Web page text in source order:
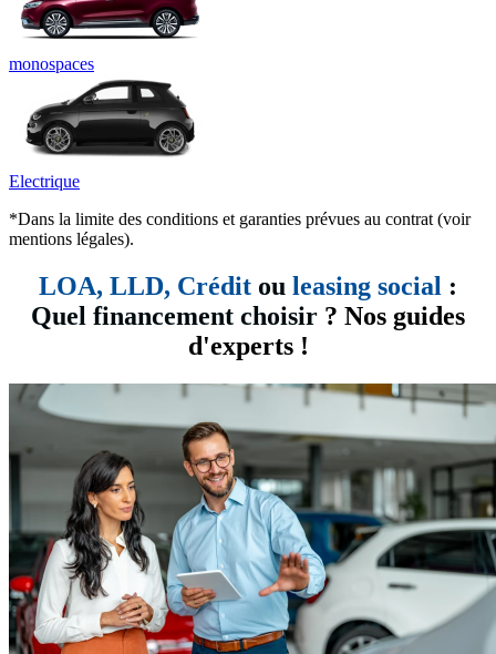
monospaces
Electrique
*Dans la limite des conditions et garanties prévues au contrat (voir
mentions légales).
LOA, LLD, Crédit ou leasing social :
Quel financement choisir ? Nos guides
d'experts !